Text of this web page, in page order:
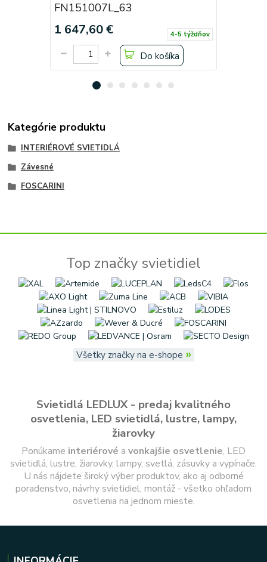
FN151007L_63
1 647,60 € 4-5 týždňov
Do košíka
Kategórie produktu
INTERIÉROVÉ SVIETIDLÁ
Závesné
FOSCARINI
Top značky svietidiel
Všetky značky na e-shope »
Svietidlá LEDLUX - predaj kvalitného
osvetlenia, LED svietidlá, lustre, lampy,
žiarovky
Ponúkame interiérové a vonkajšie osvetlenie, LED
svietidlá, lustre, žiarovky, lampy, svetlá, zásuvky a vypínače.
U nás nájdete široký výber produktov, ako aj odborné
poradenstvo, návrhy svietidiel, montáž - všetko ohľadom
osvetlenia na jednom mieste.